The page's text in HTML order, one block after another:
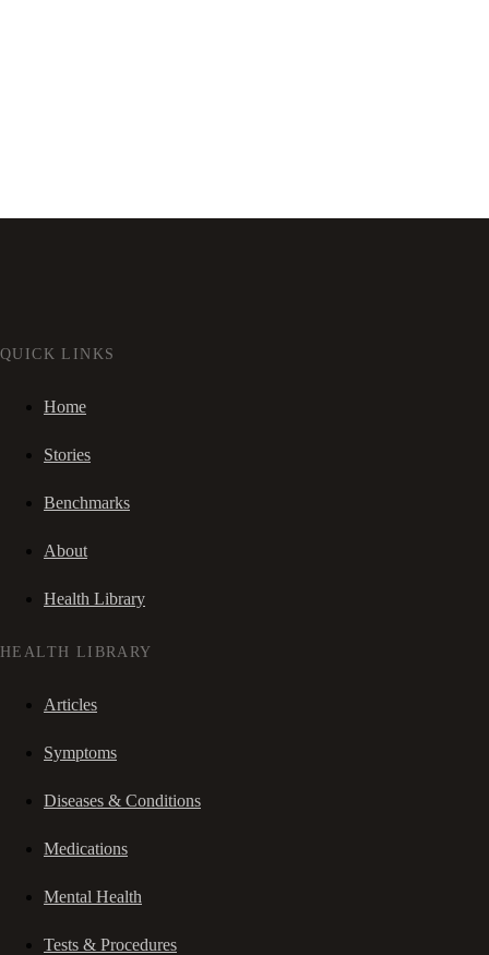
QUICK LINKS
Home
Stories
Benchmarks
About
Health Library
HEALTH LIBRARY
Articles
Symptoms
Diseases & Conditions
Medications
Mental Health
Tests & Procedures